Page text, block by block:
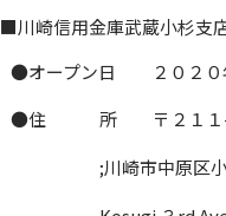
■川崎信用金庫武蔵小杉
●オープン日 ２０２０年
●住 所 〒２１１-
;川崎市中原区小杉